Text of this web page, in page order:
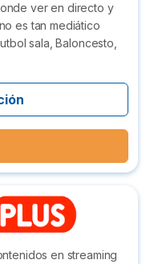
ver en directo y
es tan mediático
sala, Baloncesto,
en streaming